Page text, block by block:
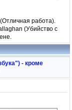
работа).
(Убийство с
- кроме